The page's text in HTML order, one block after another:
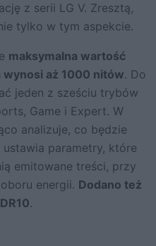
z serii LG V. Zresztą,
tylko w tym aspekcie.
maksymalna wartość
aż 1000 nitów. Do
jeden z sześciu trybów
Game i Expert. W
analizuje, co będzie
parametry, które
emitowane treści, przy
energii. Dodano też
.